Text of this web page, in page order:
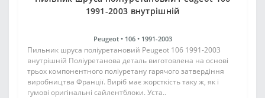
1991-2003 внутрішній
Peugeot • 106 • 1991-2003
Пильник шруса поліуретановий Peugeot 106 1991-2003
внутрішній Поліуретанова деталь виготовлена на основі
трьох компонентного поліуретану гарячого затвердіння
виробництва Франції. Виріб має жорсткість таку ж, як і
гумові оригінальні сайлентблоки. Уста..